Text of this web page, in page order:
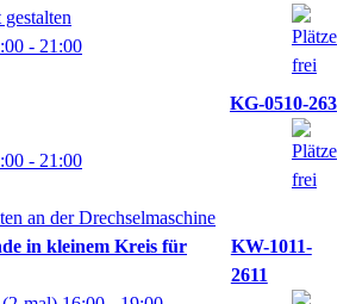
- 21:00
KG-0510-263
- 21:00
in kleinem Kreis für
KW-1011-
2611